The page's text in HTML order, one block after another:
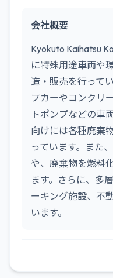
会社概要
Kyokuto Kaihatsu
に特殊用途車両や
造・販売を行って
プカーやコンクリ
トポンプなどの車
向けには各種廃棄
っています。また
や、廃棄物を燃料
ます。さらに、多
ーキング施設、不
います。